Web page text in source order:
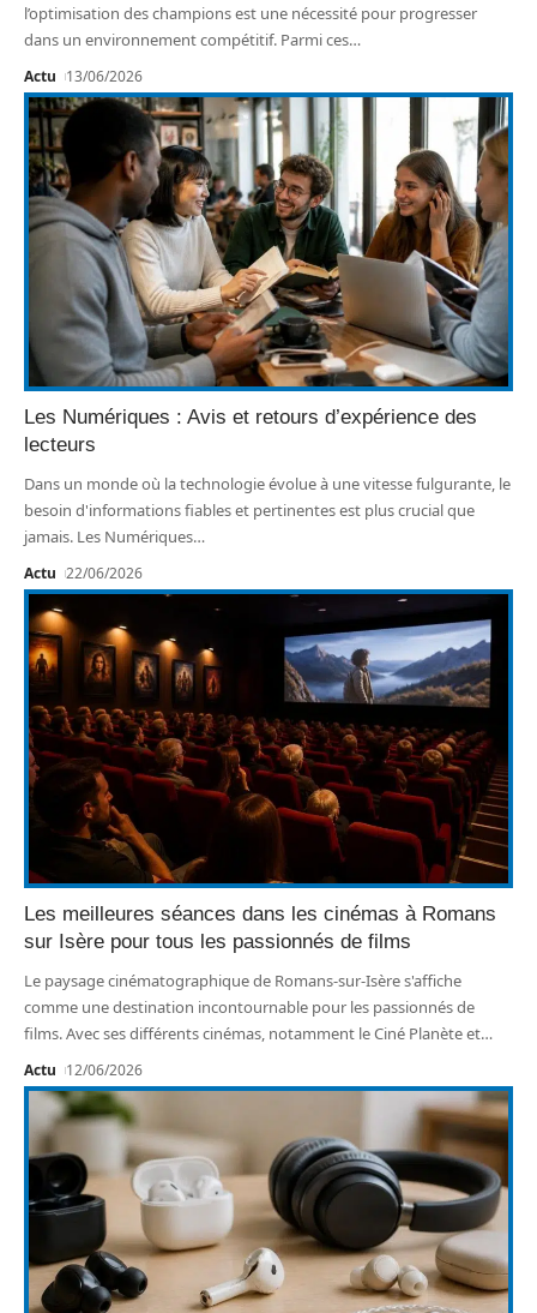
l’optimisation des champions est une nécessité pour progresser
dans un environnement compétitif. Parmi ces…
Actu 13/06/2026
Les Numériques : Avis et retours d’expérience des
lecteurs
Dans un monde où la technologie évolue à une vitesse fulgurante, le
besoin d'informations fiables et pertinentes est plus crucial que
jamais. Les Numériques…
Actu 22/06/2026
Les meilleures séances dans les cinémas à Romans
sur Isère pour tous les passionnés de films
Le paysage cinématographique de Romans-sur-Isère s'affiche
comme une destination incontournable pour les passionnés de
films. Avec ses différents cinémas, notamment le Ciné Planète et…
Actu 12/06/2026